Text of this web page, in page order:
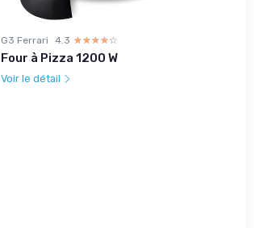
G3 Ferrari 4.3 ☆☆☆☆☆
★★★★★
Four à Pizza 1200 W
Voir le détail